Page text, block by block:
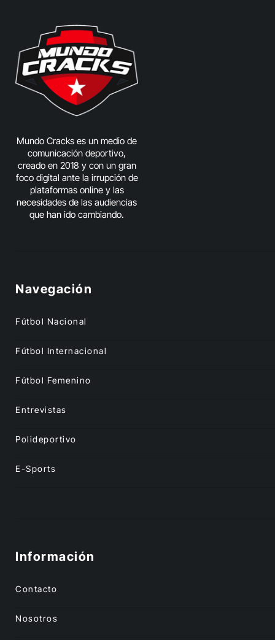
Mundo Cracks es un medio de
comunicación deportivo,
creado en 2018 y con un gran
foco digital ante la irrupción de
plataformas online y las
necesidades de las audiencias
que han ido cambiando.
Navegación
Fútbol Nacional
Fútbol Internacional
Fútbol Femenino
Entrevistas
Polideportivo
E-Sports
Información
Contacto
Nosotros